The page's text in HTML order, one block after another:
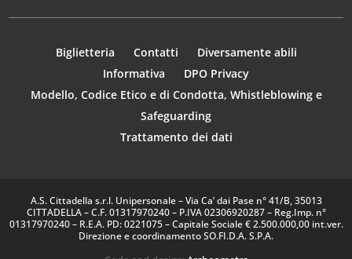
Biglietteria Contatti
Diversamente abili
Informativa
DPO Privacy
Modello, Codice Etico e di Condotta, Whistleblowing e
Safeguarding
Trattamento dei dati
A.S. Cittadella s.r.l. Unipersonale – Via Ca’ dai Pase n° 41/B, 35013
CITTADELLA – C.F. 01317970240 – P.IVA 02306920287 – Reg.Imp. n°
01317970240 – R.E.A. PD: 0221075 – Capitale Sociale € 2.500.000,00 int.ver.
Direzione e coordinamento SO.FI.D.A. S.P.A.